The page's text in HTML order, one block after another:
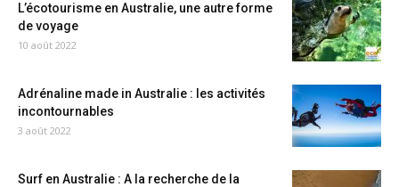
L’écotourisme en Australie, une autre forme
de voyage
10 août 2022
Adrénaline made in Australie : les activités
incontournables
3 août 2022
Surf en Australie : A la recherche de la